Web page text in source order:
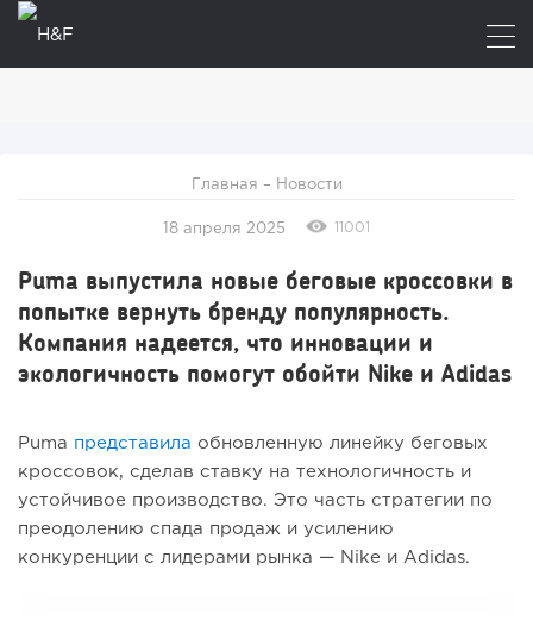
Главная – Новости
18 апреля 2025 11001
Puma выпустила новые беговые кроссовки в
попытке вернуть бренду популярность.
Компания надеется, что инновации и
экологичность помогут обойти Nike и Adidas
Puma представила обновленную линейку беговых
кроссовок, сделав ставку на технологичность и
устойчивое производство. Это часть стратегии по
преодолению спада продаж и усилению
конкуренции с лидерами рынка — Nike и Adidas.